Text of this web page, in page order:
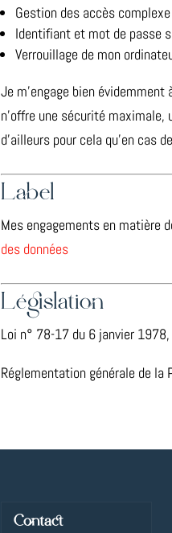
Gestion des accès
Identifiant et mot de passe
Verrouillage de mon
Je m’engage bien
n’offre une sécurité
d’ailleurs pour cela qu’en cas
Label
Mes engagements en matière
des données
Législation
Loi n° 78-17 du 6 janvier
Réglementation générale de
Contact